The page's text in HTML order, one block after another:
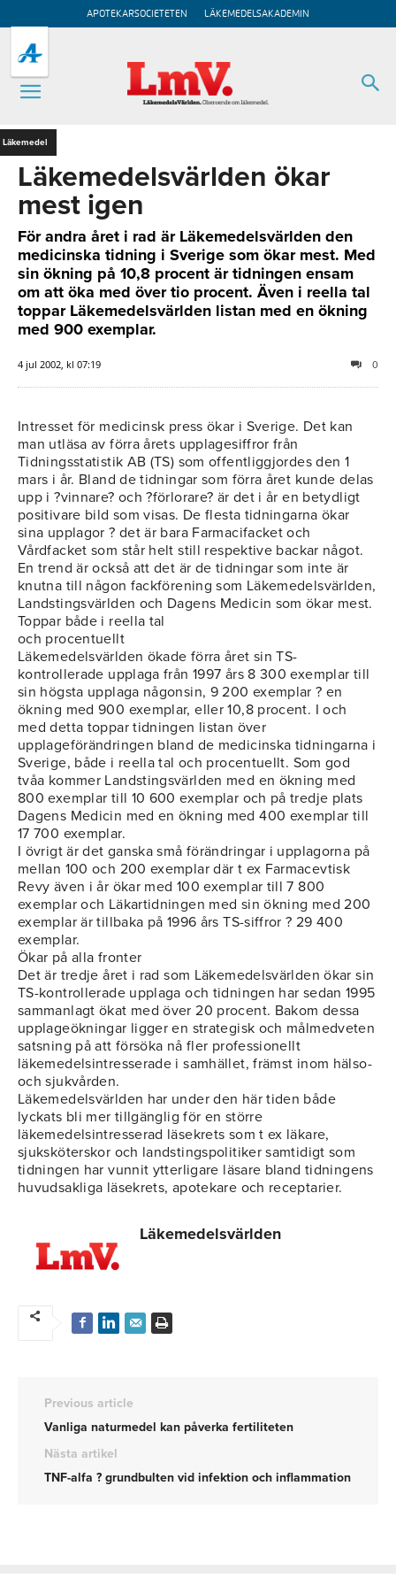
APOTEKARSOCIETETEN LÄKEMEDELSAKADEMIN
Läkemedel
Läkemedelsvärlden ökar
mest igen
För andra året i rad är Läkemedelsvärlden den
medicinska tidning i Sverige som ökar mest. Med
sin ökning på 10,8 procent är tidningen ensam
om att öka med över tio procent. Även i reella tal
toppar Läkemedelsvärlden listan med en ökning
med 900 exemplar.
4 jul 2002, kl 07:19 0
Intresset för medicinsk press ökar i Sverige. Det kan
man utläsa av förra årets upplagesiffror från
Tidningsstatistik AB (TS) som offentliggjordes den 1
mars i år. Bland de tidningar som förra året kunde delas
upp i ?vinnare? och ?förlorare? är det i år en betydligt
positivare bild som visas. De flesta tidningarna ökar
sina upplagor ? det är bara Farmacifacket och
Vårdfacket som står helt still respektive backar något.
En trend är också att det är de tidningar som inte är
knutna till någon fackförening som Läkemedelsvärlden,
Landstingsvärlden och Dagens Medicin som ökar mest.
Toppar både i reella tal
och procentuellt
Läkemedelsvärlden ökade förra året sin TS-
kontrollerade upplaga från 1997 års 8 300 exemplar till
sin högsta upplaga någonsin, 9 200 exemplar ? en
ökning med 900 exemplar, eller 10,8 procent. I och
med detta toppar tidningen listan över
upplageförändringen bland de medicinska tidningarna i
Sverige, både i reella tal och procentuellt. Som god
tvåa kommer Landstingsvärlden med en ökning med
800 exemplar till 10 600 exemplar och på tredje plats
Dagens Medicin med en ökning med 400 exemplar till
17 700 exemplar.
I övrigt är det ganska små förändringar i upplagorna på
mellan 100 och 200 exemplar där t ex Farmacevtisk
Revy även i år ökar med 100 exemplar till 7 800
exemplar och Läkartidningen med sin ökning med 200
exemplar är tillbaka på 1996 års TS-siffror ? 29 400
exemplar.
Ökar på alla fronter
Det är tredje året i rad som Läkemedelsvärlden ökar sin
TS-kontrollerade upplaga och tidningen har sedan 1995
sammanlagt ökat med över 20 procent. Bakom dessa
upplageökningar ligger en strategisk och målmedveten
satsning på att försöka nå fler professionellt
läkemedelsintresserade i samhället, främst inom hälso-
och sjukvården.
Läkemedelsvärlden har under den här tiden både
lyckats bli mer tillgänglig för en större
läkemedelsintresserad läsekrets som t ex läkare,
sjuksköterskor och landstingspolitiker samtidigt som
tidningen har vunnit ytterligare läsare bland tidningens
huvudsakliga läsekrets, apotekare och receptarier.
Läkemedelsvärlden
Previous article
Vanliga naturmedel kan påverka fertiliteten
Nästa artikel
TNF-alfa ? grundbulten vid infektion och inflammation